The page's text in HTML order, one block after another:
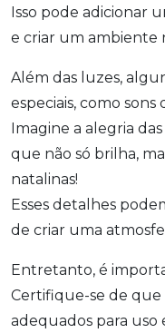
Isso pode adicionar
e criar um ambiente
Além das luzes,
especiais, como
Imagine a alegria
que não só brilha,
natalinas!
Esses detalhes
de criar uma
Entretanto, é
Certifique-se de que
adequados para